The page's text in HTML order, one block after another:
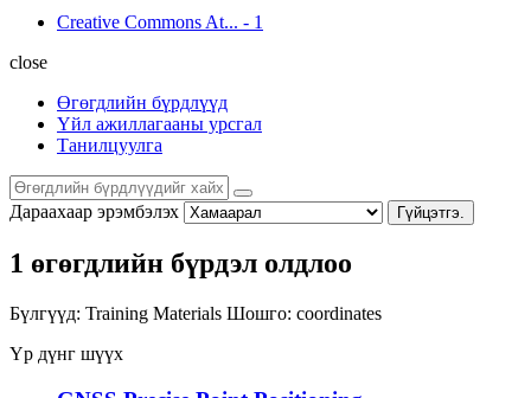
Creative Commons At... - 1
close
Өгөгдлийн бүрдлүүд
Үйл ажиллагааны урсгал
Танилцуулга
Дараахаар эрэмбэлэх Гүйцэтгэ.
1 өгөгдлийн бүрдэл олдлоо
Бүлгүүд: Training Materials Шошго: coordinates
Үр дүнг шүүх